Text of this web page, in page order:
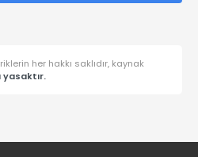
her hakkı saklıdır, kaynak
yasaktır.